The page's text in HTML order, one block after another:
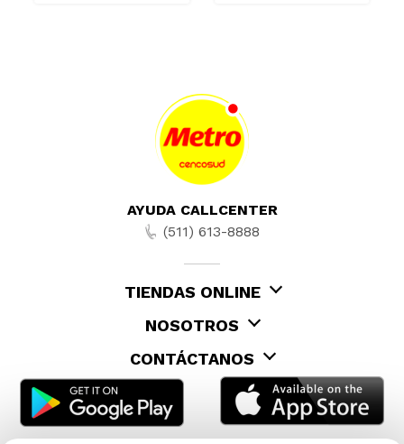
AYUDA CALLCENTER
(511) 613-8888
TIENDAS ONLINE
NOSOTROS
CONTÁCTANOS